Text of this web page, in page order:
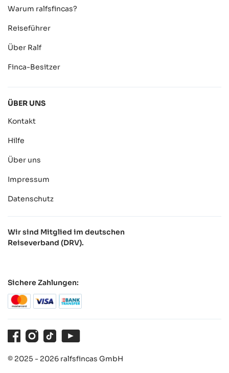
Warum ralfsfincas?
Reiseführer
Über Ralf
Finca-Besitzer
ÜBER UNS
Kontakt
Hilfe
Über uns
Impressum
Datenschutz
Wir sind Mitglied im deutschen
Reiseverband (DRV).
Sichere Zahlungen:
FacebookInstagram
TikTok
© 2025 - 2026 ralfsfincas GmbH